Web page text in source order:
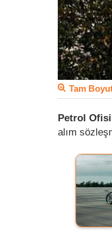
Tam
Petrol Ofisi
alım